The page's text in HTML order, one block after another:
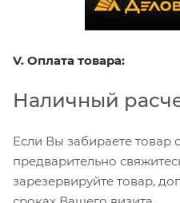
V. Оплата товара:
Наличный
Если Вы забираете товар
предварительно
зарезервируйте товар,